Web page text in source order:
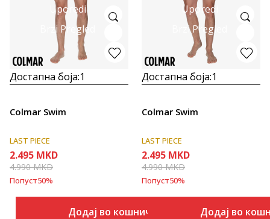
Uporedi
Brzi Pregled
Достапна боја:1
Colmar Swim
LAST PIECE
2.495 MKD
4.990MKD
Попуст50%
Додај во кошничка
Uporedi
Brzi Pregled
Достапна боја:1
Colmar Swim
LAST PIECE
2.495 MKD
4.990MKD
Попуст50%
Додај во